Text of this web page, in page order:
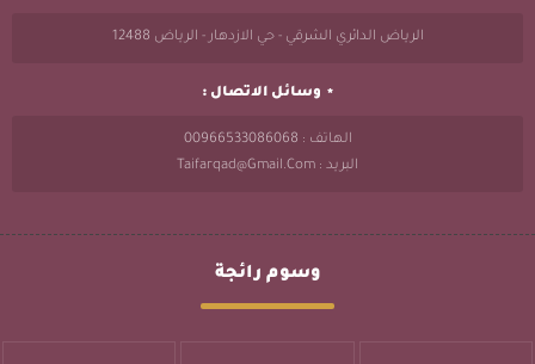
الرياض الدائري الشرقي - حي الازدهار - الرياض 12488
وسائل الاتصال :
الهاتف : 00966533086068
البريد : Taifarqad@gmail.com
وسوم رائجة